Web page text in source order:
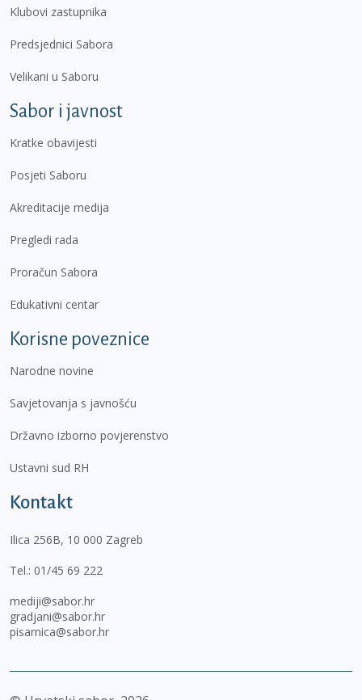
Klubovi zastupnika
Predsjednici Sabora
Velikani u Saboru
Sabor i javnost
Kratke obavijesti
Posjeti Saboru
Akreditacije medija
Pregledi rada
Proračun Sabora
Edukativni centar
Korisne poveznice
Narodne novine
Savjetovanja s javnošću
Državno izborno povjerenstvo
Ustavni sud RH
Kontakt
Ilica 256B, 10 000 Zagreb
Tel.: 01/45 69 222
mediji@sabor.hr
gradjani@sabor.hr
pisarnica@sabor.hr